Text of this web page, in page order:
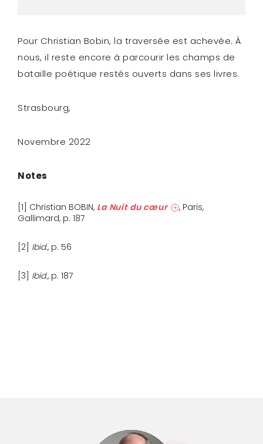
Pour Christian Bobin, la traversée est achevée. À
nous, il reste encore à parcourir les champs de
bataille poétique restés ouverts dans ses livres.
Strasbourg,
Novembre 2022
Notes
[1] Christian BOBIN, La Nuit du cœur
, Paris,
Gallimard, p. 187
[2] Ibid., p. 56
[3] Ibid., p. 187